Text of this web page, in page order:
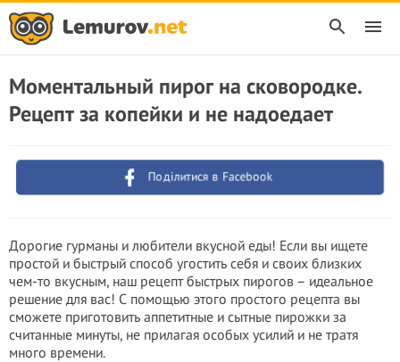
Моментальный пирог на сковородке.
Рецепт за копейки и не надоедает
Поділитися в Facebook
Дорогие гурманы и любители вкусной еды! Если вы ищете
простой и быстрый способ угостить себя и своих близких
чем-то вкусным, наш рецепт быстрых пирогов – идеальное
решение для вас! С помощью этого простого рецепта вы
сможете приготовить аппетитные и сытные пирожки за
считанные минуты, не прилагая особых усилий и не тратя
много времени.